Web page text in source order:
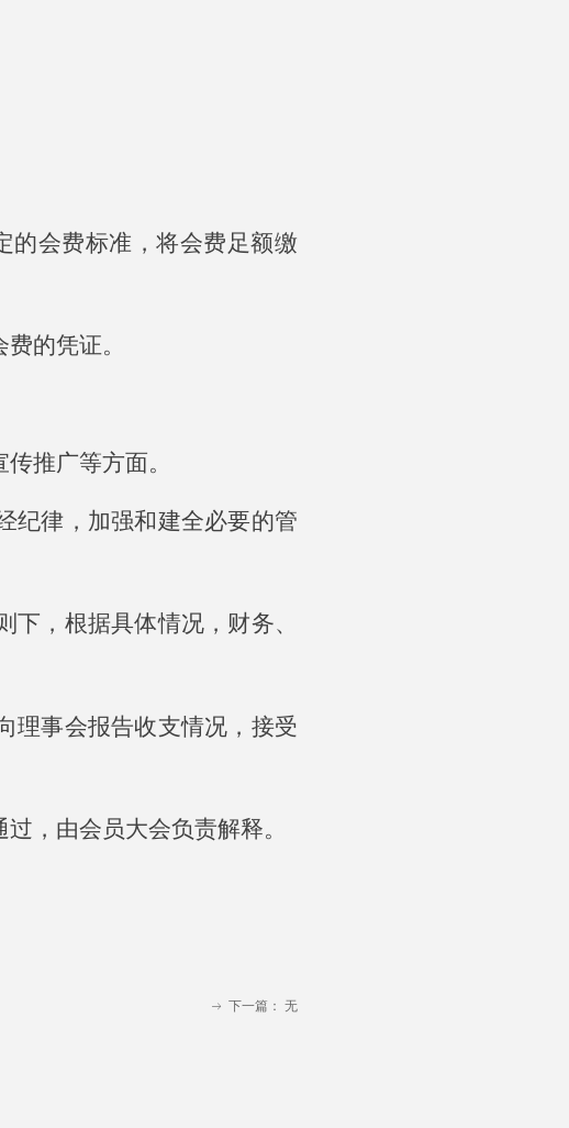
的会费标准，将会费足额缴
的凭证。
推广等方面。
纪律，加强和建全必要的管
下，根据具体情况，财务、
理事会报告收支情况，接受
，由会员大会负责解释。
ꁹ 下一篇： 无